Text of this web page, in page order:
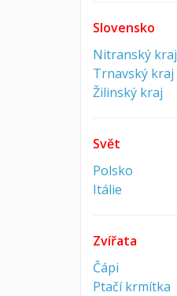
Slovensko
Nitranský kraj
Trnavský kraj
Žilinský kraj
Svět
Polsko
Itálie
Zvířata
Čápi
Ptačí krmítka